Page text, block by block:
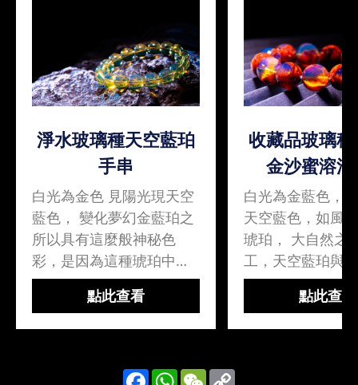
淨水玻璃種天空藍珀
手串
白光為金色 見陽光現天空
藍色， 變化夢幻金藍珀之
所以具有這麼般神秘色
彩，是因為這種琥珀中含
有一種特殊物質「多環芳
香分子」。這種暗藏在藍
珀內的「光感物質」，在
光」照射激發後..
點此查看
收藏品玻璃
金沙蜜溶
白光為金藍色，
天空藍色，如風
琥珀， 大自然之
工，天空藍珀與
結合。金沙蜜珀
「蜜」分佈的不
成，好像摻雜着
點此查看
FacebookWhatsApp
WeChat